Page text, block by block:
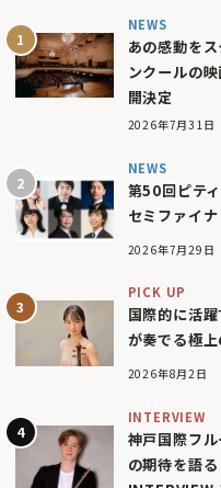
NEWS
あの感動を
ンクールの
開決定
2026年7月31日
NEWS
第50回ピテ
セミファイ
2026年7月29日
PICK UP
国際的に活
が奏でる極
2026年8月2日
INTERVIEW
神戸国際フ
の期待を語る